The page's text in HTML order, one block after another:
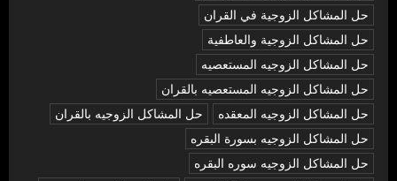
حل المشاكل الزوجية في القران
حل المشاكل الزوجية والعاطفية
حل المشاكل الزوجيه المستعصيه
حل المشاكل الزوجيه المستعصيه بالقران
حل المشاكل الزوجيه المعقده
حل المشاكل الزوجيه بالقران
حل المشاكل الزوجيه بسورة البقره
حل المشاكل الزوجيه سوره البقره